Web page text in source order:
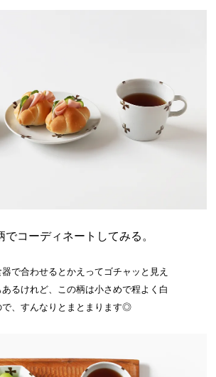
でコーディネートしてみる。
で合わせるとかえってゴチャッと見え
るけれど、この柄は小さめで程よく白
で、すんなりとまとまります◎